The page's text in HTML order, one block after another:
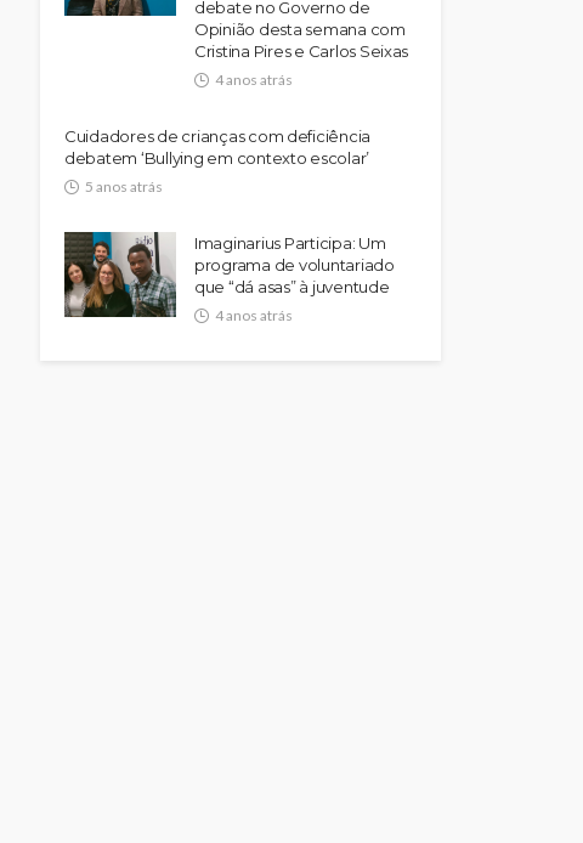
debate no Governo de
Opinião desta semana com
Cristina Pires e Carlos Seixas
4 anos atrás
Cuidadores de crianças com deficiência
debatem ‘Bullying em contexto escolar’
5 anos atrás
Imaginarius Participa: Um
programa de voluntariado
que “dá asas” à juventude
4 anos atrás